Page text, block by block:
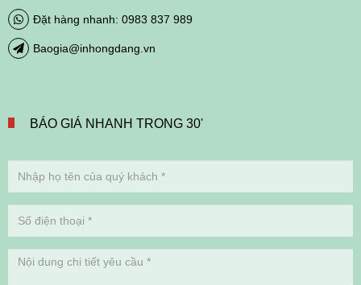
Đặt hàng nhanh: 0983 837 989
Baogia@inhongdang.vn
BÁO GIÁ NHANH TRONG 30'